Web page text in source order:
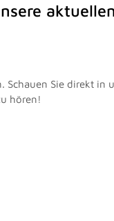
Sie direkt in
hören!